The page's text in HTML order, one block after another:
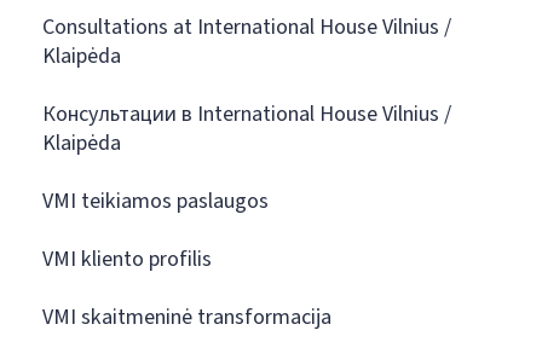
Consultations at International House Vilnius /
Klaipėda
Консультации в International House Vilnius /
Klaipėda
VMI teikiamos paslaugos
VMI kliento profilis
VMI skaitmeninė transformacija